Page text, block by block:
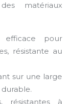
matériaux
pour
résistante au
sur une large
résistantes à